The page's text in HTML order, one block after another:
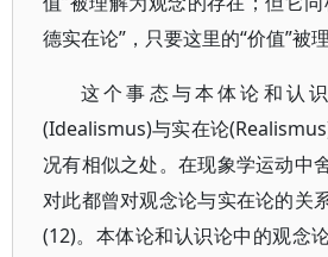
德实在论”，只要这里的“价值”被
这个事态与本体论和认
(Idealismus)与实在论
况有相似之处。在现象学运动中
对此都曾对观念论与实在论的关
(12)。本体论和认识论中的观念